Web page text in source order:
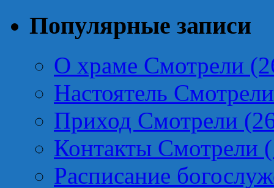
Популярные записи
О храме Смотрели
Настоятель
Приход Смотрели
Контакты Смотрели
Расписание